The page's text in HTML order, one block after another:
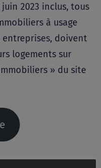
2023 inclus, tous
à usage
doivent
logements sur
» du site